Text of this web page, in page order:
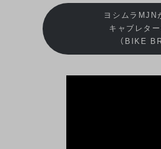
ヨシムラMJN
キャブレタ
（BIKE